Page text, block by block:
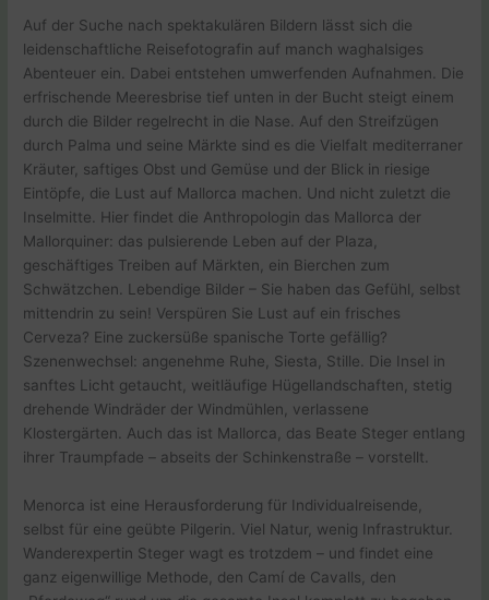
Auf der Suche nach spektakulären Bildern lässt sich die
leidenschaftliche Reisefotografin auf manch waghalsiges
Abenteuer ein. Dabei entstehen umwerfenden Aufnahmen. Die
erfrischende Meeresbrise tief unten in der Bucht steigt einem
durch die Bilder regelrecht in die Nase. Auf den Streifzügen
durch Palma und seine Märkte sind es die Vielfalt mediterraner
Kräuter, saftiges Obst und Gemüse und der Blick in riesige
Eintöpfe, die Lust auf Mallorca machen. Und nicht zuletzt die
Inselmitte. Hier findet die Anthropologin das Mallorca der
Mallorquiner: das pulsierende Leben auf der Plaza,
geschäftiges Treiben auf Märkten, ein Bierchen zum
Schwätzchen. Lebendige Bilder – Sie haben das Gefühl, selbst
mittendrin zu sein! Verspüren Sie Lust auf ein frisches
Cerveza? Eine zuckersüße spanische Torte gefällig?
Szenenwechsel: angenehme Ruhe, Siesta, Stille. Die Insel in
sanftes Licht getaucht, weitläufige Hügellandschaften, stetig
drehende Windräder der Windmühlen, verlassene
Klostergärten. Auch das ist Mallorca, das Beate Steger entlang
ihrer Traumpfade – abseits der Schinkenstraße – vorstellt.
Menorca ist eine Herausforderung für Individualreisende,
selbst für eine geübte Pilgerin. Viel Natur, wenig Infrastruktur.
Wanderexpertin Steger wagt es trotzdem – und findet eine
ganz eigenwillige Methode, den Camí de Cavalls, den